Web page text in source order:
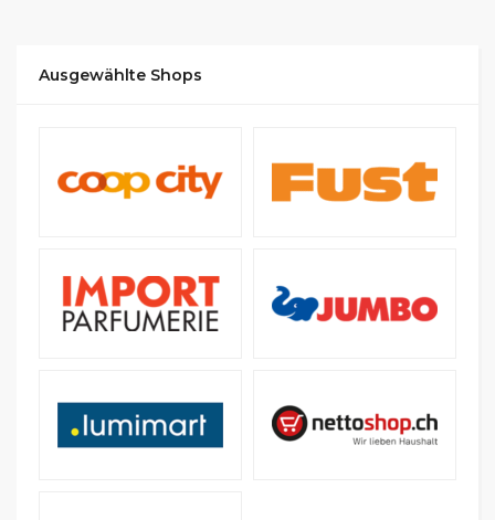
Ausgewählte Shops